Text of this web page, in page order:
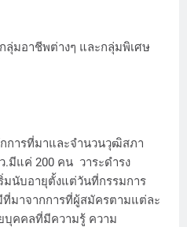
ลุ่มอาชีพต่างๆ และกลุ่มพิเศษ
การที่มาและจำนวนวุฒิสภา
แค่ 200 คน วาระดำรง
มนับอายุตั้งแต่วันที่กรรมการ
ที่มาจากการที่ผู้สมัครตามแต่ละ
บุคคลที่มีความรู้ ความ